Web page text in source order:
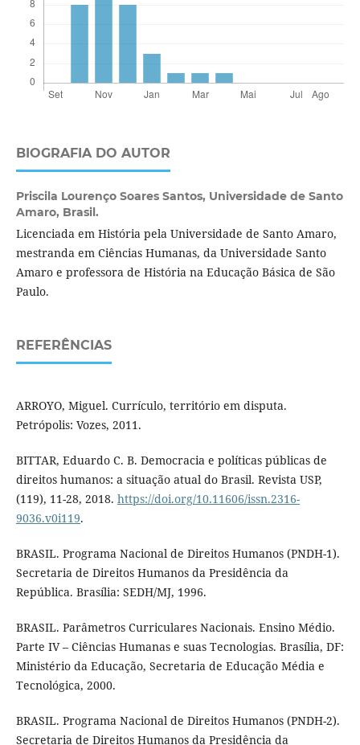
BIOGRAFIA DO AUTOR
Priscila Lourenço Soares Santos, Universidade de Santo
Amaro, Brasil.
Licenciada em História pela Universidade de Santo Amaro,
mestranda em Ciências Humanas, da Universidade Santo
Amaro e professora de História na Educação Básica de São
Paulo.
REFERÊNCIAS
ARROYO, Miguel. Currículo, território em disputa.
Petrópolis: Vozes, 2011.
BITTAR, Eduardo C. B. Democracia e políticas públicas de
direitos humanos: a situação atual do Brasil. Revista USP,
(119), 11-28, 2018. https://doi.org/10.11606/issn.2316-
9036.v0i119.
BRASIL. Programa Nacional de Direitos Humanos (PNDH-1).
Secretaria de Direitos Humanos da Presidência da
República. Brasília: SEDH/MJ, 1996.
BRASIL. Parâmetros Curriculares Nacionais. Ensino Médio.
Parte IV – Ciências Humanas e suas Tecnologias. Brasília, DF:
Ministério da Educação, Secretaria de Educação Média e
Tecnológica, 2000.
BRASIL. Programa Nacional de Direitos Humanos (PNDH-2).
Secretaria de Direitos Humanos da Presidência da